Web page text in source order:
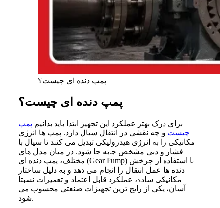
پمپ دنده ای چیست؟
پمپ دنده ای چیست؟
برای درک بهتر عملکرد این تجهیز ابتدا باید بدانیم پمپ
چیست و چه نقشی در انتقال سیال دارد. پمپ ها انرژی
مکانیکی را به انرژی هیدرولیکی تبدیل می کنند تا سیال با
فشار و دبی مشخص جابه جا شود. در میان مدل های
مختلف، پمپ دنده ای (Gear Pump) با استفاده از چرخش
دنده ها عمل انتقال را انجام می دهد و به دلیل ساختار
مکانیکی ساده، عملکرد قابل اعتماد و تعمیرات نسبتا
آسان، یکی از رایج ترین تجهیزات صنعتی محسوب می
شود.